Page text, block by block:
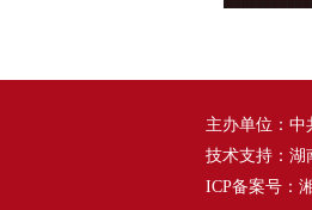
主办单位：中
技术支持：湖
ICP备案号：